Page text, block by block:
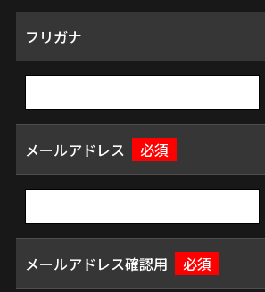
フリガナ
メールアドレス 必須
メールアドレス確認用 必須